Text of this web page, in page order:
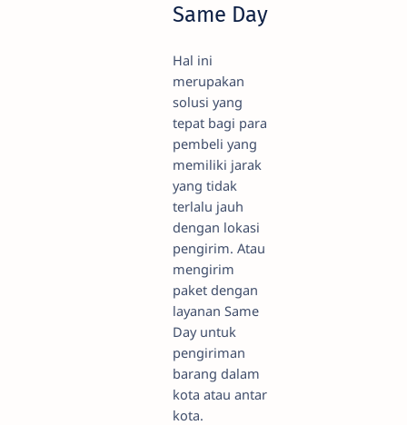
Same Day
Hal ini
merupakan
solusi yang
tepat bagi para
pembeli yang
memiliki jarak
yang tidak
terlalu jauh
dengan lokasi
pengirim. Atau
mengirim
paket dengan
layanan Same
Day untuk
pengiriman
barang dalam
kota atau antar
kota.